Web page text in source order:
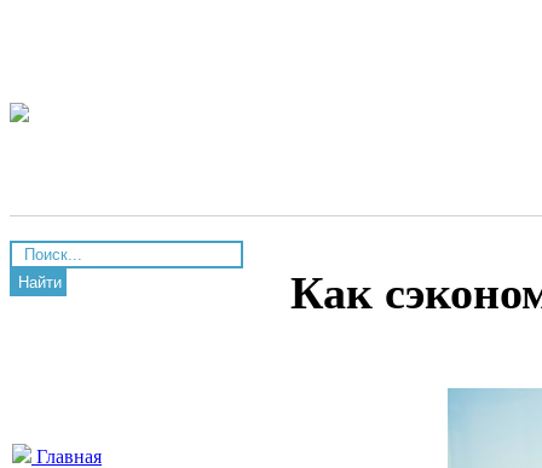
Найти
Главная
Как